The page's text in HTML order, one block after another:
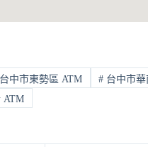
中市東勢區 ATM # 台中市
ATM